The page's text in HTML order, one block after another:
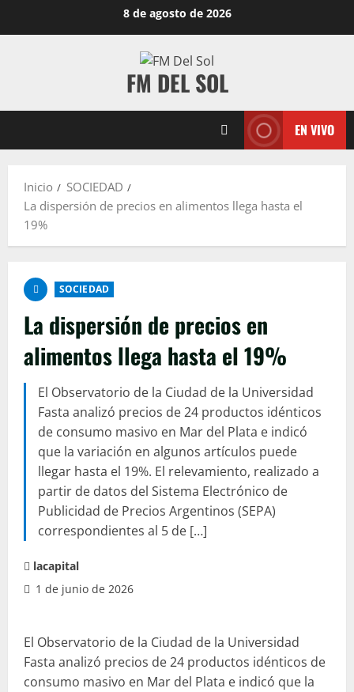
8 de agosto de 2026
FM DEL SOL
EN VIVO
Inicio
SOCIEDAD
La dispersión de precios en alimentos llega hasta el
19%
SOCIEDAD
La dispersión de precios en
alimentos llega hasta el 19%
El Observatorio de la Ciudad de la Universidad
Fasta analizó precios de 24 productos idénticos
de consumo masivo en Mar del Plata e indicó
que la variación en algunos artículos puede
llegar hasta el 19%. El relevamiento, realizado a
partir de datos del Sistema Electrónico de
Publicidad de Precios Argentinos (SEPA)
correspondientes al 5 de […]
lacapital
1 de junio de 2026
El Observatorio de la Ciudad de la Universidad
Fasta analizó precios de 24 productos idénticos de
consumo masivo en Mar del Plata e indicó que la